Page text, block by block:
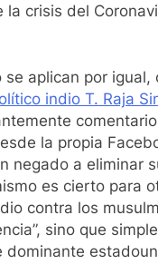
crisis del
aplican por igual,
indio T. Raja
la propia
negado a eliminar
es cierto para
contra los
sino que
dominante